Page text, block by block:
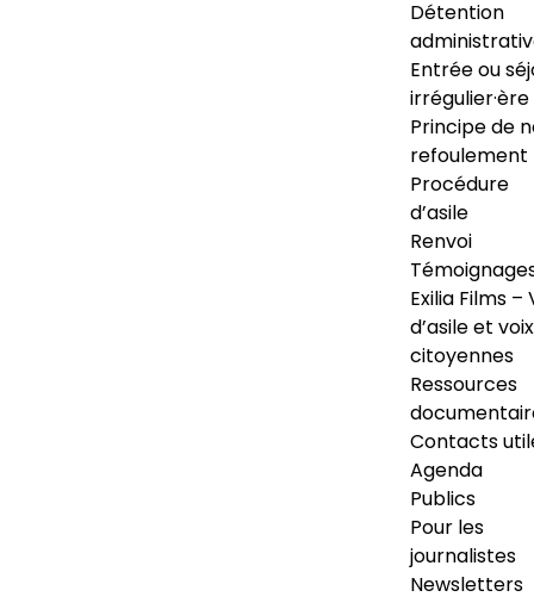
Détention
Entrée ou
irrégulier·ère
Principe de
refoulement
Procédure
d’asile
Renvoi
Exilia Films –
d’asile et voix
citoyennes
Ressources
Contacts
Agenda
Publics
Pour les
journalistes
Newsletters